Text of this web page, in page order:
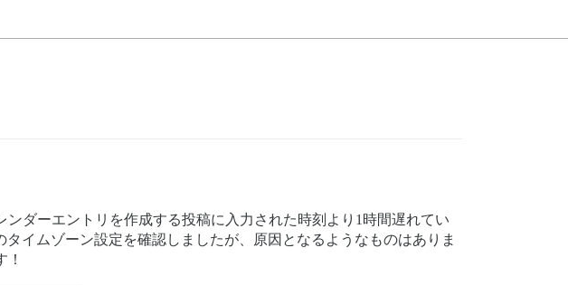
ダーエントリを作成する投稿に入力された時刻より1時間遅れてい
イムゾーン設定を確認しましたが、原因となるようなものはありま